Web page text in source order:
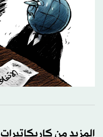
المزيد من كاريكاتيرات